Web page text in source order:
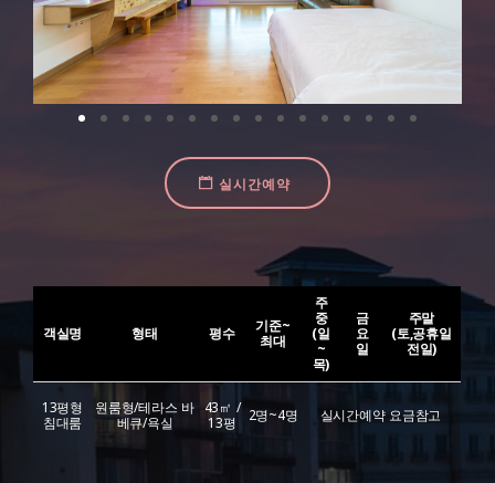
실시간예약
객실명 형태 평수
기준~
최대
주
중
(일
~
목)
금
요
일
주말
(토,공휴일
전일)
13평형
침대룸
원룸형/테라스 바
베큐/욕실
43㎡ /
13평
2명~4명 실시간예약 요금참고